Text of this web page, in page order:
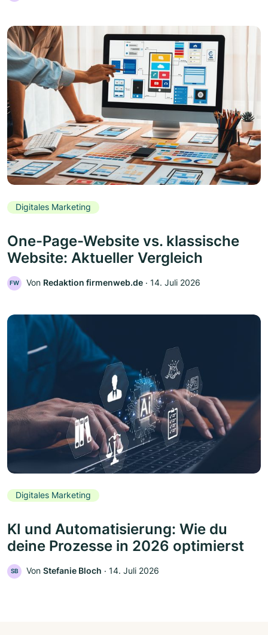
Digitales Marketing
One-Page-Website vs. klassische
Website: Aktueller Vergleich
FW Von Redaktion firmenweb.de ‧ 14. Juli 2026
Digitales Marketing
KI und Automatisierung: Wie du
deine Prozesse in 2026 optimierst
SB Von Stefanie Bloch ‧ 14. Juli 2026